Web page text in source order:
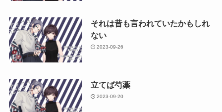
それは昔も言われていたかもしれ
ない
2023-09-26
立てば芍薬
2023-09-20